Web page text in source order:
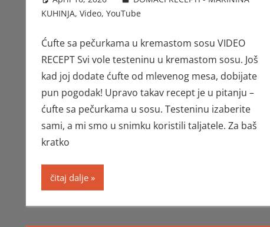
KUHINJA, Video, YouTube
Ćufte sa pečurkama u kremastom sosu VIDEO
RECEPT Svi vole testeninu u kremastom sosu. Još
kad joj dodate ćufte od mlevenog mesa, dobijate
pun pogodak! Upravo takav recept je u pitanju –
ćufte sa pečurkama u sosu. Testeninu izaberite
sami, a mi smo u snimku koristili taljatele. Za baš
kratko
čitaj dalje